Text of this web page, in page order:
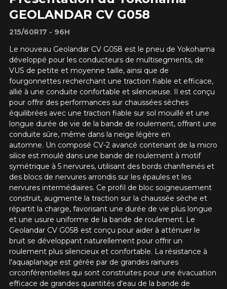
GEOLANDAR CV G058
215/60R17 - 96H
Le nouveau Geolandar CV G058 est le pneu de Yokohama
développé pour les conducteurs de multisegments, de
VUS de petite et moyenne taille, ainsi que de
fourgonnettes recherchant une traction fiable et efficace,
allié à une conduite confortable et silencieuse. Il est conçu
pour offrir des performances sur chaussées sèches
équilibrées avec une traction fiable sur sol mouillé et une
longue durée de vie de la bande de roulement, offrant une
conduite sûre, même dans la neige légère en
automne. Un composé CV-2 avancé contenant de la micro
silice est moulé dans une bande de roulement à motif
symétrique à 5 nervures, utilisant des bords chanfreinés et
des blocs de nervures arrondis sur les épaules et les
nervures intermédiaires. Ce profil de bloc soigneusement
construit, augmente la traction sur la chaussée sèche et
répartit la charge, favorisant une durée de vie plus longue
et une usure uniforme de la bande de roulement. Le
Geolandar CV G058 est conçu pour aider à atténuer le
bruit se développant naturellement pour offrir un
roulement plus silencieux et confortable. La résistance à
l'aquaplanage est gérée par de grandes rainures
circonférentielles qui sont construites pour une évacuation
efficace de grandes quantités d'eau de la bande de